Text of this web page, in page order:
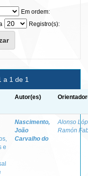
Em ordem:
Registro(s):
a 1 de 1
Autor(es)
e
Nascimento,
João
Carvalho do
Alonso
Ramón